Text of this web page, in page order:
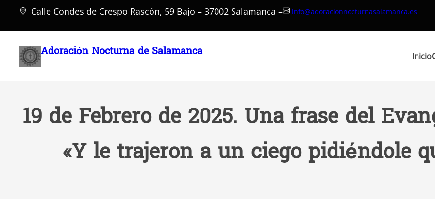
Saltar
Calle Condes de Crespo Rascón, 59 Bajo – 37002 Salamanca – info@adoracionnocturnasalamanca.es
Adoración Nocturna de Salamanca Inicio
19 de Febrero de 2025. Una frase del
«Y le trajeron a un ciego pidiéndole